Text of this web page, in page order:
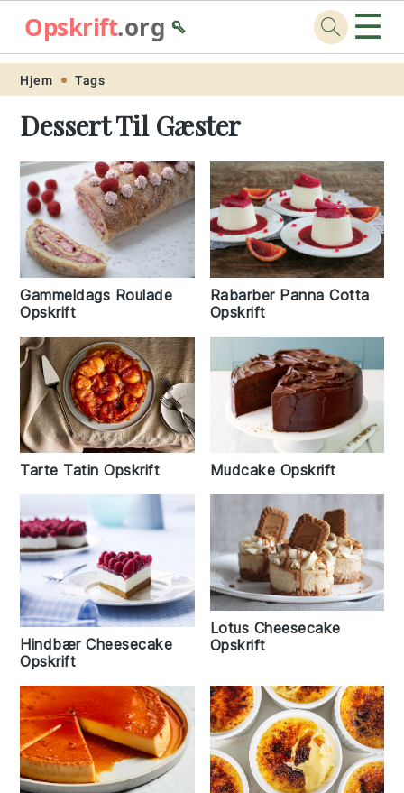
Skip
primary
navigation
Skip
main
content
Skip
primary
sidebar
Skip
footer
Opskrift.org🥄 ☰
Hjem Tags
Dessert Til Gæster
Gammeldags Roulade
Opskrift
Rabarber Panna Cotta
Opskrift
Tarte Tatin Opskrift Mudcake Opskrift
Hindbær Cheesecake
Opskrift
Lotus Cheesecake
Opskrift